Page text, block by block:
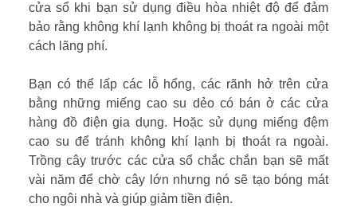
cửa sổ khi bạn sử dụng điều hòa nhiệt độ để đảm
bảo rằng không khí lạnh không bị thoát ra ngoài một
cách lãng phí.
Bạn có thể lấp các lỗ hổng, các rãnh hở trên cửa
bằng những miếng cao su dẻo có bán ở các cửa
hàng đồ điện gia dụng. Hoặc sử dụng miếng đệm
cao su để tránh không khí lạnh bị thoát ra ngoài.
Trồng cây trước các cửa sổ chắc chắn bạn sẽ mất
vài năm để chờ cây lớn nhưng nó sẽ tạo bóng mát
cho ngôi nhà và giúp giảm tiền điện.